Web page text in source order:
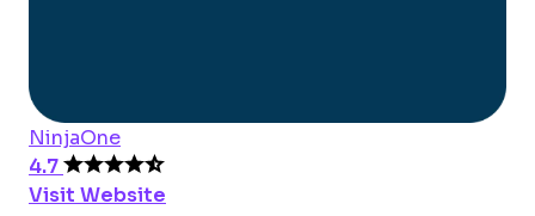
NinjaOne
4.7
Visit Website